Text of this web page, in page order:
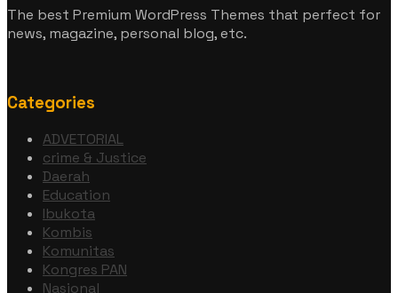
The best Premium WordPress Themes that perfect for
news, magazine, personal blog, etc.
Categories
ADVETORIAL
crime & Justice
Daerah
Education
Ibukota
Kombis
Komunitas
Kongres PAN
Nasional